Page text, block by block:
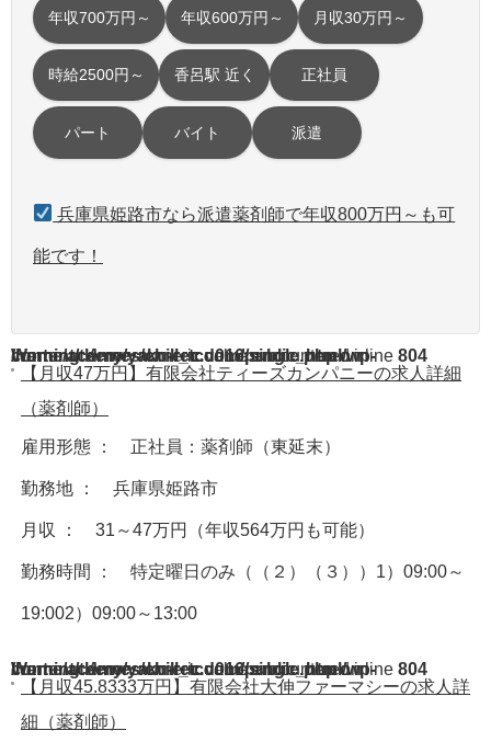
年収700万円～ 年収600万円～ 月収30万円～
時給2500円～ 香呂駅 近く 正社員
パート バイト 派遣
兵庫県姫路市なら派遣薬剤師で年収800万円～も可
能です！
Warning: A non-numeric value encountered in
/home/acdmy/yaku-rec.com/public_html/wp-content/themes/chill_tcd016/single.phpon line 804
【月収47万円】有限会社ティーズカンパニーの求人詳細
（薬剤師）
雇用形態 ： 正社員：薬剤師（東延末）
勤務地 ： 兵庫県姫路市
月収 ： 31～47万円（年収564万円も可能）
勤務時間 ： 特定曜日のみ（（２）（３））1）09:00～
19:002）09:00～13:00
Warning: A non-numeric value encountered in
/home/acdmy/yaku-rec.com/public_html/wp-content/themes/chill_tcd016/single.phpon line 804
【月収45.8333万円】有限会社大伸ファーマシーの求人詳
細（薬剤師）